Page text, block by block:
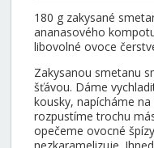
180 g zakysané
ananasového
libovolné ovoce
Zakysanou smetanu
šťávou. Dáme
kousky, napícháme
rozpustíme trochu
opečeme ovocné